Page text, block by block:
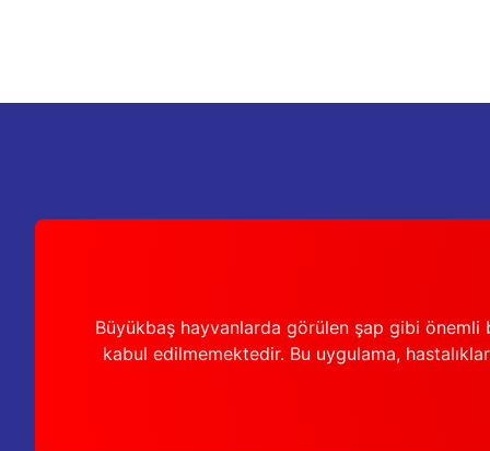
Büyükbaş hayvanlarda görülen şap gibi önemli
kabul edilmemektedir. Bu uygulama,